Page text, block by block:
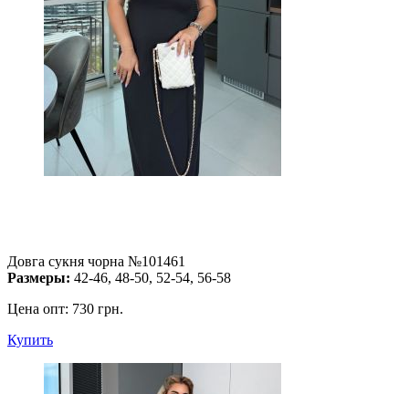
Довга сукня чорна №101461
Размеры: 42-46, 48-50, 52-54, 56-58
Цена опт: 730 грн.
Купить